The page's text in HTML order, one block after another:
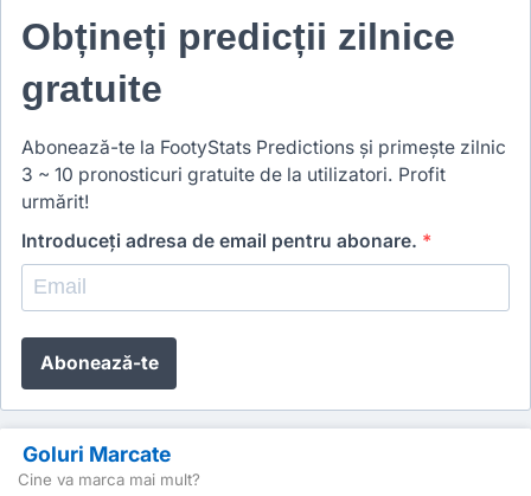
Obțineți predicții zilnice
gratuite
Abonează-te la FootyStats Predictions și primește zilnic
3 ~ 10 pronosticuri gratuite de la utilizatori. Profit
urmărit!
Introduceți adresa de email pentru abonare. *
Abonează-te
Goluri Marcate
Cine va marca mai mult?